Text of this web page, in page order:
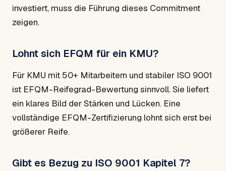
investiert, muss die Führung dieses Commitment
zeigen.
Lohnt sich EFQM für ein KMU?
Für KMU mit 50+ Mitarbeitern und stabiler ISO 9001
ist EFQM-Reifegrad-Bewertung sinnvoll. Sie liefert
ein klares Bild der Stärken und Lücken. Eine
vollständige EFQM-Zertifizierung lohnt sich erst bei
größerer Reife.
Gibt es Bezug zu ISO 9001 Kapitel 7?